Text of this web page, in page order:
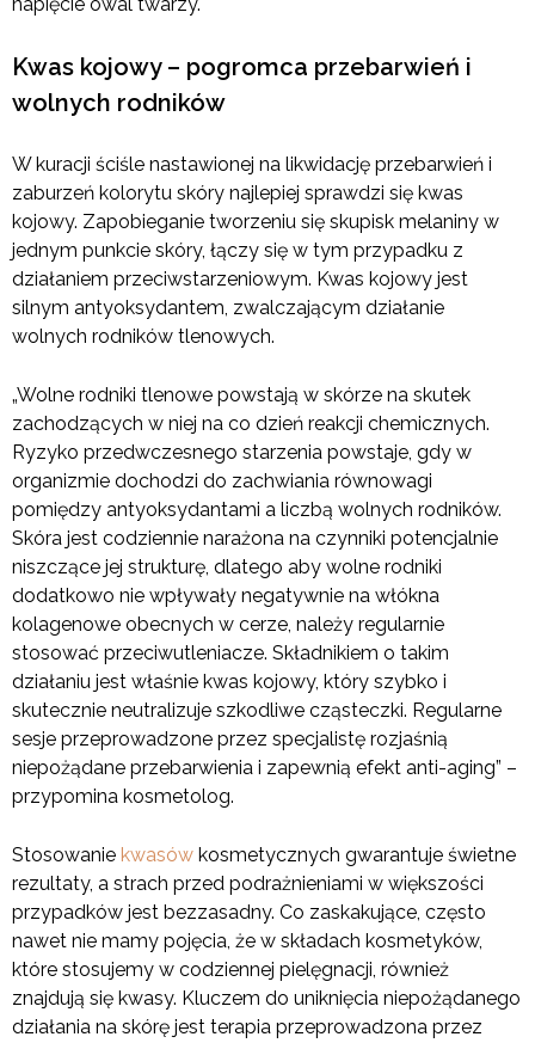
Kwas kojowy – pogromca przebarwień i
wolnych rodników
W kuracji ściśle nastawionej na likwidację przebarwień i
zaburzeń kolorytu skóry najlepiej sprawdzi się kwas
kojowy. Zapobieganie tworzeniu się skupisk melaniny w
jednym punkcie skóry, łączy się w tym przypadku z
działaniem przeciwstarzeniowym. Kwas kojowy jest
silnym antyoksydantem, zwalczającym działanie
wolnych rodników tlenowych.
„Wolne rodniki tlenowe powstają w skórze na skutek
zachodzących w niej na co dzień reakcji chemicznych.
Ryzyko przedwczesnego starzenia powstaje, gdy w
organizmie dochodzi do zachwiania równowagi
pomiędzy antyoksydantami a liczbą wolnych rodników.
Skóra jest codziennie narażona na czynniki potencjalnie
niszczące jej strukturę, dlatego aby wolne rodniki
dodatkowo nie wpływały negatywnie na włókna
kolagenowe obecnych w cerze, należy regularnie
stosować przeciwutleniacze. Składnikiem o takim
działaniu jest właśnie kwas kojowy, który szybko i
skutecznie neutralizuje szkodliwe cząsteczki. Regularne
sesje przeprowadzone przez specjalistę rozjaśnią
niepożądane przebarwienia i zapewnią efekt anti-aging” –
przypomina kosmetolog.
Stosowanie kwasów kosmetycznych gwarantuje świetne
rezultaty, a strach przed podrażnieniami w większości
przypadków jest bezzasadny. Co zaskakujące, często
nawet nie mamy pojęcia, że w składach kosmetyków,
które stosujemy w codziennej pielęgnacji, również
znajdują się kwasy. Kluczem do uniknięcia niepożądanego
działania na skórę jest terapia przeprowadzona przez